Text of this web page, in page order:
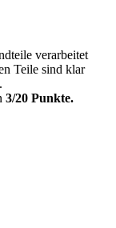
verarbeitet
Teile sind klar
3/20 Punkte.